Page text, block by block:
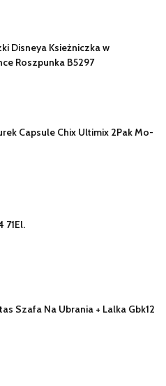
Disneya Ksieżniczka w
Roszpunka B5297
Capsule Chix Ultimix 2Pak Mo-
71El.
Szafa Na Ubrania + Lalka Gbk12